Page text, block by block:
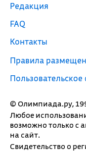
© Олимпиада.ру,
Любое
возможно только с
на сайт.
Свидетельство о
Редакция
FAQ
Контакты
Правила